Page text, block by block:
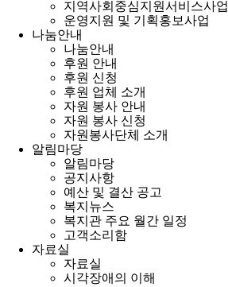
지역사회중심지원서비스사업
운영지원 및 기획홍보사업
나눔안내
나눔안내
후원 안내
후원 신청
후원 업체 소개
자원 봉사 안내
자원 봉사 신청
자원봉사단체 소개
알림마당
알림마당
공지사항
예산 및 결산 공고
복지뉴스
복지관 주요 월간 일정
고객소리함
자료실
자료실
시각장애의 이해